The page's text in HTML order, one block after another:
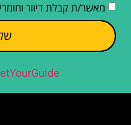
מאשר/ת קבלת דיוור